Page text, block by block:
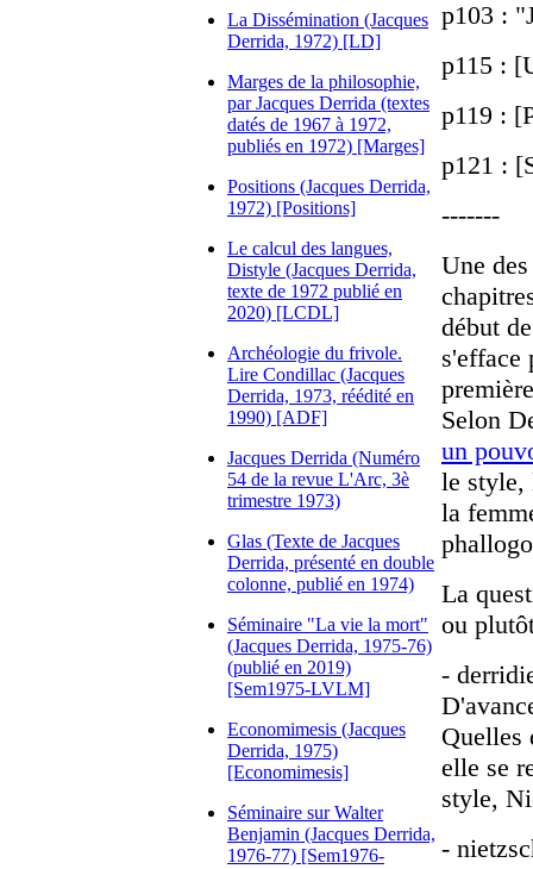
La Dissémination (Jacques
Derrida, 1972) [LD]
Marges de la philosophie,
par Jacques Derrida (textes
datés de 1967 à 1972,
publiés en 1972) [Marges]
Positions (Jacques Derrida,
1972) [Positions]
Le calcul des langues,
Distyle (Jacques Derrida,
texte de 1972 publié en
2020) [LCDL]
Archéologie du frivole.
Lire Condillac (Jacques
Derrida, 1973, réédité en
1990) [ADF]
Jacques Derrida (Numéro
54 de la revue L'Arc, 3è
trimestre 1973)
Glas (Texte de Jacques
Derrida, présenté en double
colonne, publié en 1974)
Séminaire "La vie la mort"
(Jacques Derrida, 1975-76)
(publié en 2019)
[Sem1975-LVLM]
Economimesis (Jacques
Derrida, 1975)
[Economimesis]
Séminaire sur Walter
Benjamin (Jacques Derrida,
1976-77) [Sem1976-
p103 :
p115 :
p119 :
p121 :
-------
Une
début
s'efface
Selon
un
le style,
la
La
ou
-
Quelles
elle se
style,
-